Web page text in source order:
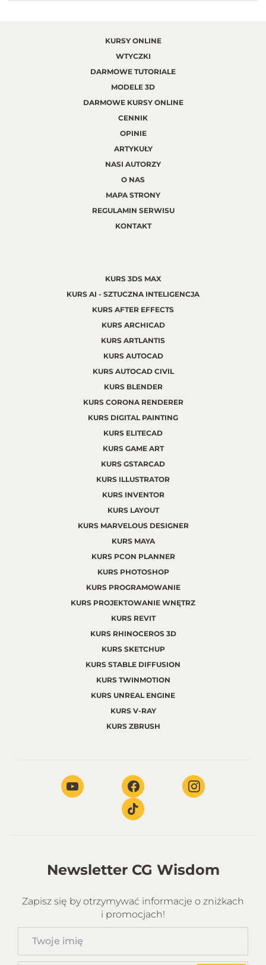
KURSY ONLINE
WTYCZKI
DARMOWE TUTORIALE
MODELE 3D
DARMOWE KURSY ONLINE
CENNIK
OPINIE
ARTYKUŁY
NASI AUTORZY
O NAS
MAPA STRONY
REGULAMIN SERWISU
KONTAKT
KURS 3DS MAX
KURS AI - SZTUCZNA INTELIGENCJA
KURS AFTER EFFECTS
KURS ARCHICAD
KURS ARTLANTIS
KURS AUTOCAD
KURS AUTOCAD CIVIL
KURS BLENDER
KURS CORONA RENDERER
KURS DIGITAL PAINTING
KURS ELITECAD
KURS GAME ART
KURS GSTARCAD
KURS ILLUSTRATOR
KURS INVENTOR
KURS LAYOUT
KURS MARVELOUS DESIGNER
KURS MAYA
KURS PCON PLANNER
KURS PHOTOSHOP
KURS PROGRAMOWANIE
KURS PROJEKTOWANIE WNĘTRZ
KURS REVIT
KURS RHINOCEROS 3D
KURS SKETCHUP
KURS STABLE DIFFUSION
KURS TWINMOTION
KURS UNREAL ENGINE
KURS V-RAY
KURS ZBRUSH
Newsletter CG Wisdom
Zapisz się by otrzymywać informacje o zniżkach
i promocjach!
imię